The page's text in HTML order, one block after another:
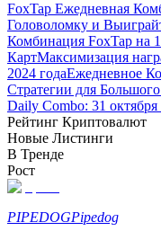
Bitrue Партнеры
FoxTap Ежедневная
Головоломку и
Комбинация FoxTap на
КартМаксимизация
2024 годаЕжедневное
Стратегии для
Daily Combo: 31 октября
Рейтинг Криптовалют
Новые Листинги
В Тренде
Рост
PIPEDOGPipedog